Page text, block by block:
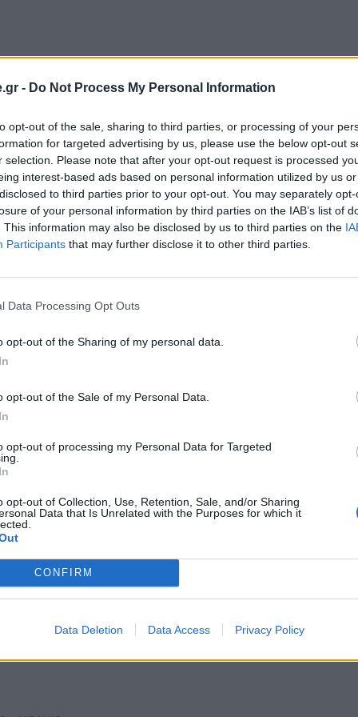
- Do Not Process My Personal Information
opt-out of the sale, sharing to third parties, or processing of your
for targeted advertising by us, please use the below opt-out
selection. Please note that after your opt-out request is processed
interest-based ads based on personal information utilized by us
to third parties prior to your opt-out. You may separately
of your personal information by third parties on the IAB’s list of
This information may also be disclosed by us to third parties on the
Participants that may further disclose it to other third parties.
Data Processing Opt Outs
opt-out of the Sharing of my personal data.
opt-out of the Sale of my Personal Data.
opt-out of processing my Personal Data for Targeted
opt-out of Collection, Use, Retention, Sale, and/or Sharing
Data that Is Unrelated with the Purposes for which it
CONFIRM
Data Deletion Data Access Privacy Policy
για να μη φαίνονται τα άλατα:
επιλογές για διαχρονική
τα άλατα δεν μπορούν να εξαφανιστούν πλήρως,
να γίνουν λιγότερο εμφανή. Με σωστά
μπάνιο για δύο χωρίς να
πετσέτα μετά το …